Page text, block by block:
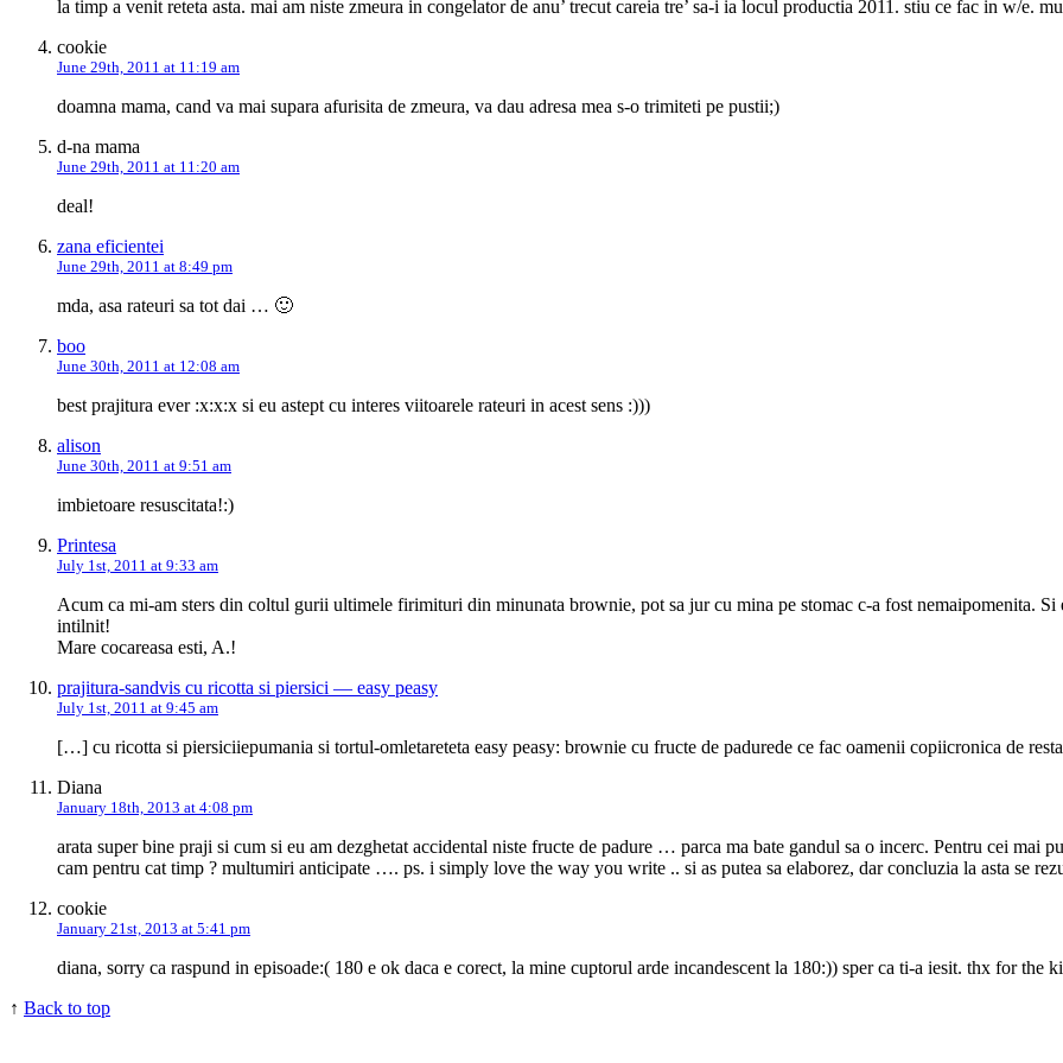
la timp a venit reteta asta. mai am niste zmeura in congelator de anu’ trecut careia tre’ sa-i ia locul productia 2011. stiu ce fac in w/e.
cookie
June 29th, 2011 at 11:19 am
doamna mama, cand va mai supara afurisita de zmeura, va dau adresa mea s-o trimiteti pe pustii;)
d-na mama
June 29th, 2011 at 11:20 am
deal!
zana eficientei
June 29th, 2011 at 8:49 pm
mda, asa rateuri sa tot dai … 🙂
boo
June 30th, 2011 at 12:08 am
best prajitura ever :x:x:x si eu astept cu interes viitoarele rateuri in acest sens :)))
alison
June 30th, 2011 at 9:51 am
imbietoare resuscitata!:)
Printesa
July 1st, 2011 at 9:33 am
Acum ca mi-am sters din coltul gurii ultimele firimituri din minunata brownie, pot sa jur cu mina pe stomac c-a fost nemaipomenita. Si
intilnit!
Mare cocareasa esti, A.!
prajitura-sandvis cu ricotta si piersici — easy peasy
July 1st, 2011 at 9:45 am
[…] cu ricotta si piersiciiepumania si tortul-omletareteta easy peasy: brownie cu fructe de padurede ce fac oamenii copiicronica de
Diana
January 18th, 2013 at 4:08 pm
arata super bine praji si cum si eu am dezghetat accidental niste fructe de padure … parca ma bate gandul sa o incerc. Pentru cei mai
cam pentru cat timp ? multumiri anticipate …. ps. i simply love the way you write .. si as putea sa elaborez, dar concluzia la asta se
cookie
January 21st, 2013 at 5:41 pm
diana, sorry ca raspund in episoade:( 180 e ok daca e corect, la mine cuptorul arde incandescent la 180:)) sper ca ti-a iesit. thx for the
↑ Back to top